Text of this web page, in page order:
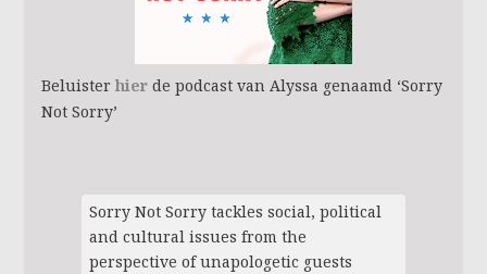
Beluister hierde podcast van Alyssa genaamd ‘Sorry
Not Sorry’
Sorry Not Sorry tackles social, political
and cultural issues from the
perspective of unapologetic guests